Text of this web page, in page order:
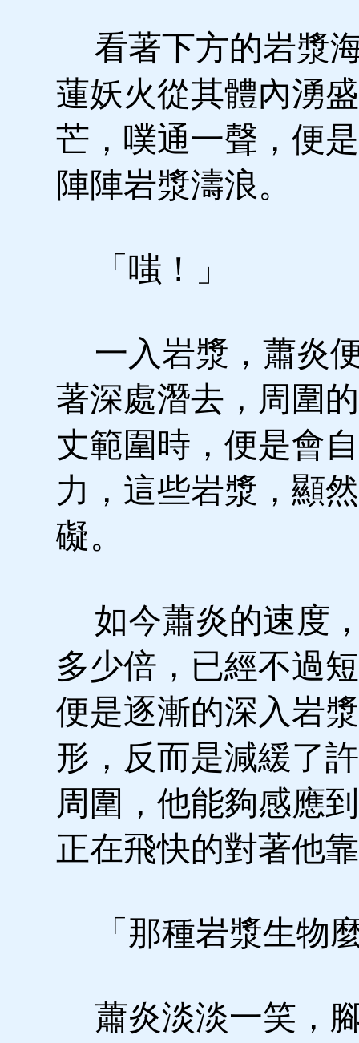
看著下方的岩漿
蓮妖火從其體內湧
芒，噗通一聲，便
陣陣岩漿濤浪。
「嗤！」
一入岩漿，蕭炎
著深處潛去，周圍
丈範圍時，便是會
力，這些岩漿，顯
礙。
如今蕭炎的速度
多少倍，已經不過
便是逐漸的深入岩
形，反而是減緩了
周圍，他能夠感應
正在飛快的對著他
「那種岩漿生物
蕭炎淡淡一笑，